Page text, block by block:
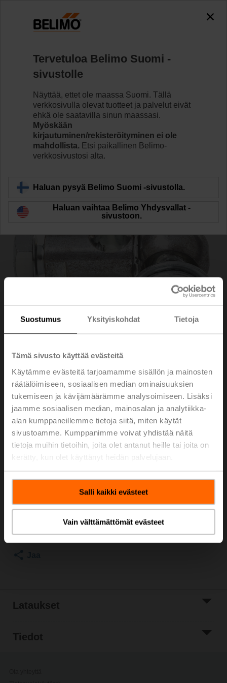
Suostumus Yksityiskohdat Tietoja
Tämä sivusto käyttää evästeitä
Käytämme evästeitä tarjoamamme sisällön ja mainosten
räätälöimiseen, sosiaalisen median ominaisuuksien
tukemiseen ja kävijämäärämme analysoimiseen. Lisäksi
jaamme sosiaalisen median, mainosalan ja analytiikka-
alan kumppaneillemme tietoja siitä, miten käytät
sivustoamme. Kumppanimme voivat yhdistää näitä
tietoja muihin tietoihin, joita olet antanut heille tai joita on
Salli kaikki evästeet
Vain välttämättömät evästeet
accessing the absolute URL
"https://www.belimo.com/fi/fi_FI/~mgnlArea=outdated~".
Ilmastointipeltien toimilaitteet
KG8
Pallonivel sopii peltivivulle KH 8
Lisää ostoskoriin
projektiluetteloon
Lataukset
Tiedot
Tervetuloa Belimo Suomi -
sivustolle
Näyttää, ettet ole maassa Suomi. Tällä
verkkosivulla olevat tuotteet ja palvelut eivät
ehkä ole saatavilla sinun maassasi.
Myöskään
kirjautuminen/rekisteröityminen ei ole
mahdollista. Etsi paikallinen Belimo-
verkkosivustosi alta.
Haluan pysyä Belimo Suomi -sivustolla.
Haluan vaihtaa Belimo Yhdysvallat -
sivustoon.